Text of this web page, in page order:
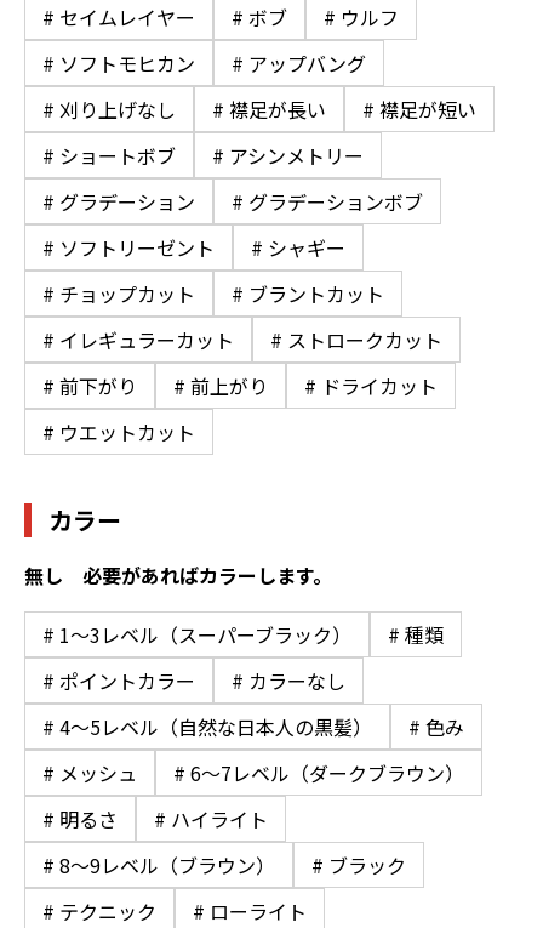
# セイムレイヤー
# ボブ
# ウルフ
# ソフトモヒカン
# アップバング
# 刈り上げなし
# 襟足が長い
# 襟足が短い
# ショートボブ
# アシンメトリー
# グラデーション
# グラデーションボブ
# ソフトリーゼント
# シャギー
# チョップカット
# ブラントカット
# イレギュラーカット
# ストロークカット
# 前下がり
# 前上がり
# ドライカット
# ウエットカット
カラー
無し 必要があればカラーします。
# 1〜3レベル（スーパーブラック）
# 種類
# ポイントカラー
# カラーなし
# 4〜5レベル（自然な日本人の黒髪）
# 色み
# メッシュ
# 6〜7レベル（ダークブラウン）
# 明るさ
# ハイライト
# 8〜9レベル（ブラウン）
# ブラック
# テクニック
# ローライト